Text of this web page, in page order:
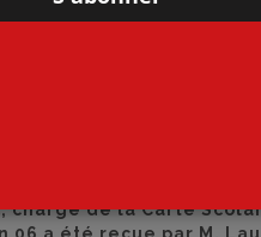
DE L’AUDIENCE AUPRÈS
chargé de la Carte